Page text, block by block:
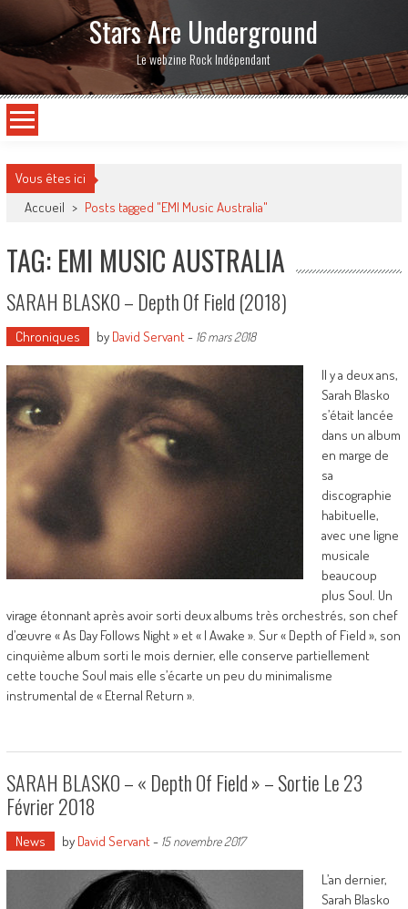
Stars Are Underground
Le webzine Rock Indépendant
Vous êtes ici
Accueil > Posts tagged "EMI Music Australia"
TAG: EMI MUSIC AUSTRALIA
SARAH BLASKO – Depth Of Field (2018)
Chroniques by David Servant- 16 mars 2018
Il y a deux ans,
Sarah Blasko
s’était lancée
dans un album
en marge de
sa
discographie
habituelle,
avec une ligne
musicale
beaucoup
plus Soul. Un
virage étonnant après avoir sorti deux albums très orchestrés, son chef
d’œuvre « As Day Follows Night » et « I Awake ». Sur « Depth of Field », son
cinquième album sorti le mois dernier, elle conserve partiellement
cette touche Soul mais elle s’écarte un peu du minimalisme
instrumental de « Eternal Return ».
SARAH BLASKO – « Depth Of Field » – Sortie Le 23
Février 2018
News by David Servant- 15 novembre 2017
L’an dernier,
Sarah Blasko